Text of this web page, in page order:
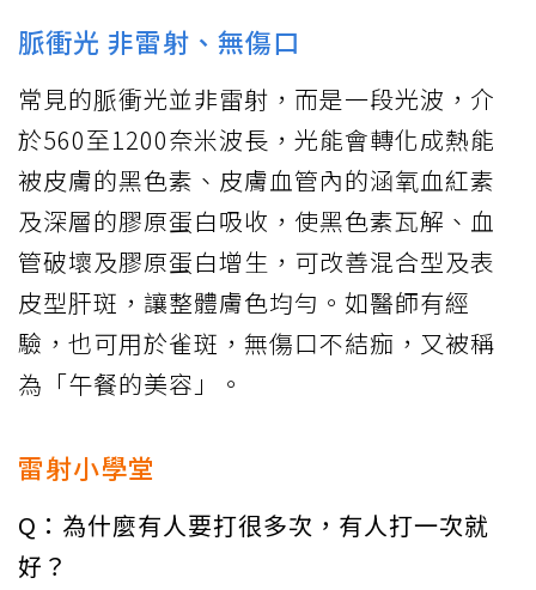
脈衝光 非雷射、無傷口
常見的脈衝光並非雷射，而是一段光波，介
於560至1200奈米波長，光能會轉化成熱能
被皮膚的黑色素、皮膚血管內的涵氧血紅素
及深層的膠原蛋白吸收，使黑色素瓦解、血
管破壞及膠原蛋白增生，可改善混合型及表
皮型肝斑，讓整體膚色均勻。如醫師有經
驗，也可用於雀斑，無傷口不結痂，又被稱
為「午餐的美容」。
雷射小學堂
Q：為什麼有人要打很多次，有人打一次就
好？